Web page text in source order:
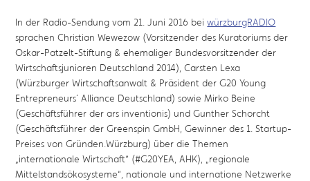
In der Radio-Sendung vom 21. Juni 2016 beiwürzburgRADIO
sprachen Christian Wewezow​ (Vorsitzender des Kuratoriums der
Oskar-Patzelt-Stiftung & ehemaliger Bundesvorsitzender der
Wirtschaftsjunioren Deutschland 2014), Carsten Lexa​
(Würzburger Wirtschaftsanwalt & Präsident der G20 Young
Entrepreneurs´ Alliance Deutschland) sowie Mirko Beine​
(Geschäftsführer der ars inventionis) und Gunther Schorcht​
(Geschäftsführer der Greenspin GmbH, Gewinner des 1. Startup-
Preises von Gründen.Würzburg​) über die Themen
„internationale Wirtschaft“ (#G20YEA, AHK), „regionale
Mittelstandsökosysteme“, nationale und internatione Netzwerke